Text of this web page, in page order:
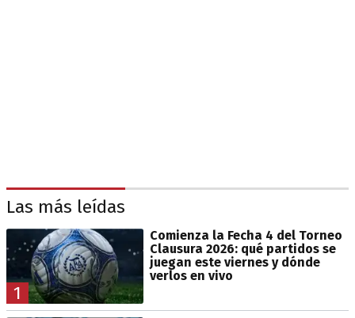
Las más leídas
1
Comienza la Fecha 4 del Torneo
Clausura 2026: qué partidos se
juegan este viernes y dónde
verlos en vivo